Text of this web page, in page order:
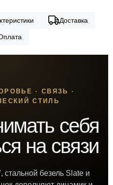
Доставка
· СВЯЗЬ ·
СТИЛЬ
себя
на связи
стальной безель Slate и